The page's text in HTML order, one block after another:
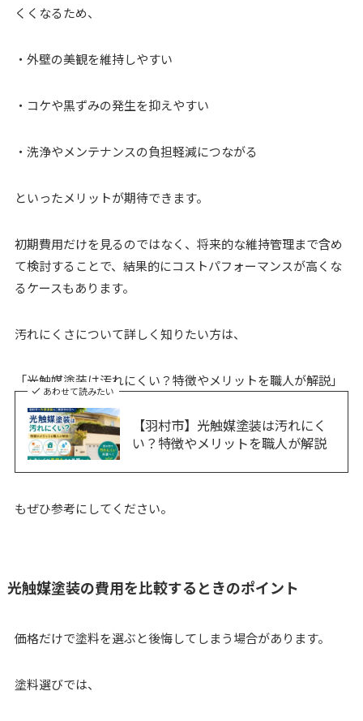
くくなるため、
・外壁の美観を維持しやすい
・コケや黒ずみの発生を抑えやすい
・洗浄やメンテナンスの負担軽減につながる
といったメリットが期待できます。
初期費用だけを見るのではなく、将来的な維持管理まで含め
て検討することで、結果的にコストパフォーマンスが高くな
るケースもあります。
汚れにくさについて詳しく知りたい方は、
「光触媒塗装は汚れにくい？特徴やメリットを職人が解説」
あわせて読みたい
【羽村市】光触媒塗装は汚れにく
い？特徴やメリットを職人が解説
もぜひ参考にしてください。
光触媒塗装の費用を比較するときのポイント
価格だけで塗料を選ぶと後悔してしまう場合があります。
塗料選びでは、